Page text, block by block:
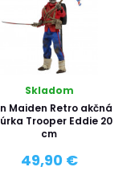
Skladom
Maiden Retro akčná
Trooper Eddie 20
cm
49,90 €